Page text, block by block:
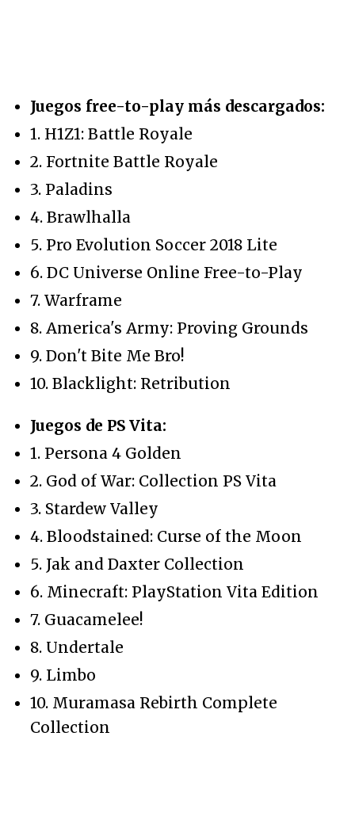
Juegos free-to-play más descargados:
1. H1Z1: Battle Royale
2. Fortnite Battle Royale
3. Paladins
4. Brawlhalla
5. Pro Evolution Soccer 2018 Lite
6. DC Universe Online Free-to-Play
7. Warframe
8. America's Army: Proving Grounds
9. Don't Bite Me Bro!
10. Blacklight: Retribution
Juegos de PS Vita:
1. Persona 4 Golden
2. God of War: Collection PS Vita
3. Stardew Valley
4. Bloodstained: Curse of the Moon
5. Jak and Daxter Collection
6. Minecraft: PlayStation Vita Edition
7. Guacamelee!
8. Undertale
9. Limbo
10. Muramasa Rebirth Complete
Collection